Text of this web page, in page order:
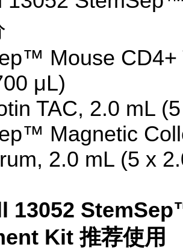
Mouse
μL)
TAC, 2.0 mL
Magnetic
2.0 mL (5 x
13052
Kit 推荐使用